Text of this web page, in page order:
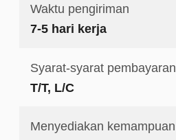
Waktu pengiriman
7-5 hari kerja
Syarat-syarat pembayaran
T/T, L/C
Menyediakan kemampuan